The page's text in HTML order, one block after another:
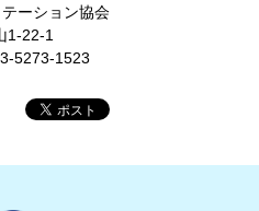
ーション協会
1-22-1
5273-1523